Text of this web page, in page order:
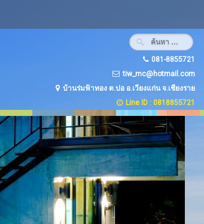
081-8855721
tiw_mc@hotmail.com
บ้านร่มฟ้าทอง ต.ปอ อ.เวียงแก่น จ.เชียงราย
Line ID : 0818855721